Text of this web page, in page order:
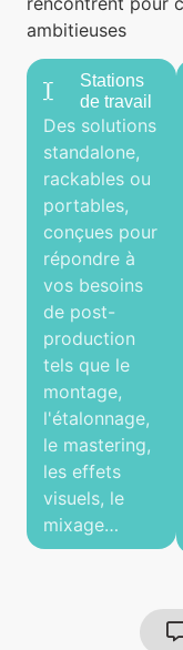
ambitieuses
Stations
de travail
Des solutions
standalone,
rackables ou
portables,
conçues pour
répondre à
vos besoins
de post-
production
tels que le
montage,
l'étalonnage,
le mastering,
les effets
visuels, le
mixage…